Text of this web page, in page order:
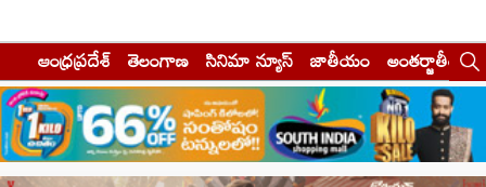
ఆంధ్రప్రదేశ్ తెలంగాణ సినిమా న్యూస్ జాతీయం అంతర్జాతీయం